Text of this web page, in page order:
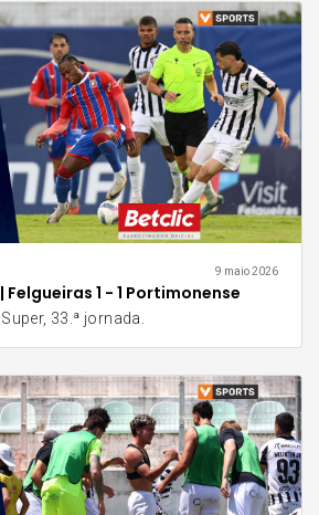
9 maio 2026
Felgueiras 1 - 1 Portimonense
33.ª jornada.